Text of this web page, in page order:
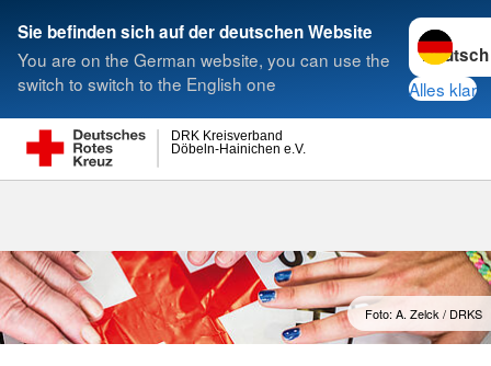
Sie befinden sich auf der deutschen Website
You are on the German website, you can use the
switch to switch to the English one
Sprache
Alles klar
Döbeln-Hainichen e.V.
DRK Kreisverband
Suche
Foto: A. Zelck / DRKS